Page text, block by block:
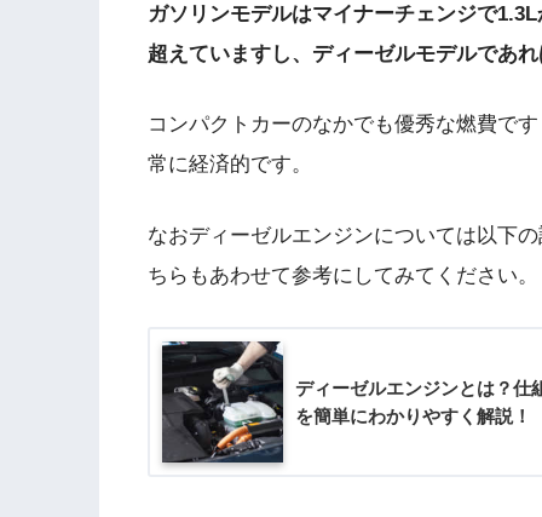
ガソリンモデルはマイナーチェンジで
超えていますし、ディーゼルモデルであ
コンパクトカーのなかでも優秀な燃費で
常に経済的です。
なおディーゼルエンジンについては以下
ちらもあわせて参考にしてみてください。
ディーゼルエンジンとは？仕
を簡単にわかりやすく解説！